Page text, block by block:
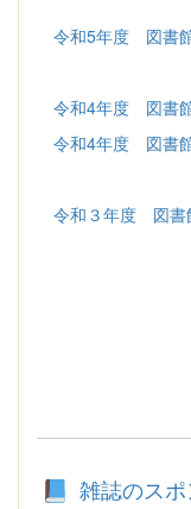
令和5年度 図書
令和4年度 図書
令和4年度 図書
令和３年度 図書
雑誌のス